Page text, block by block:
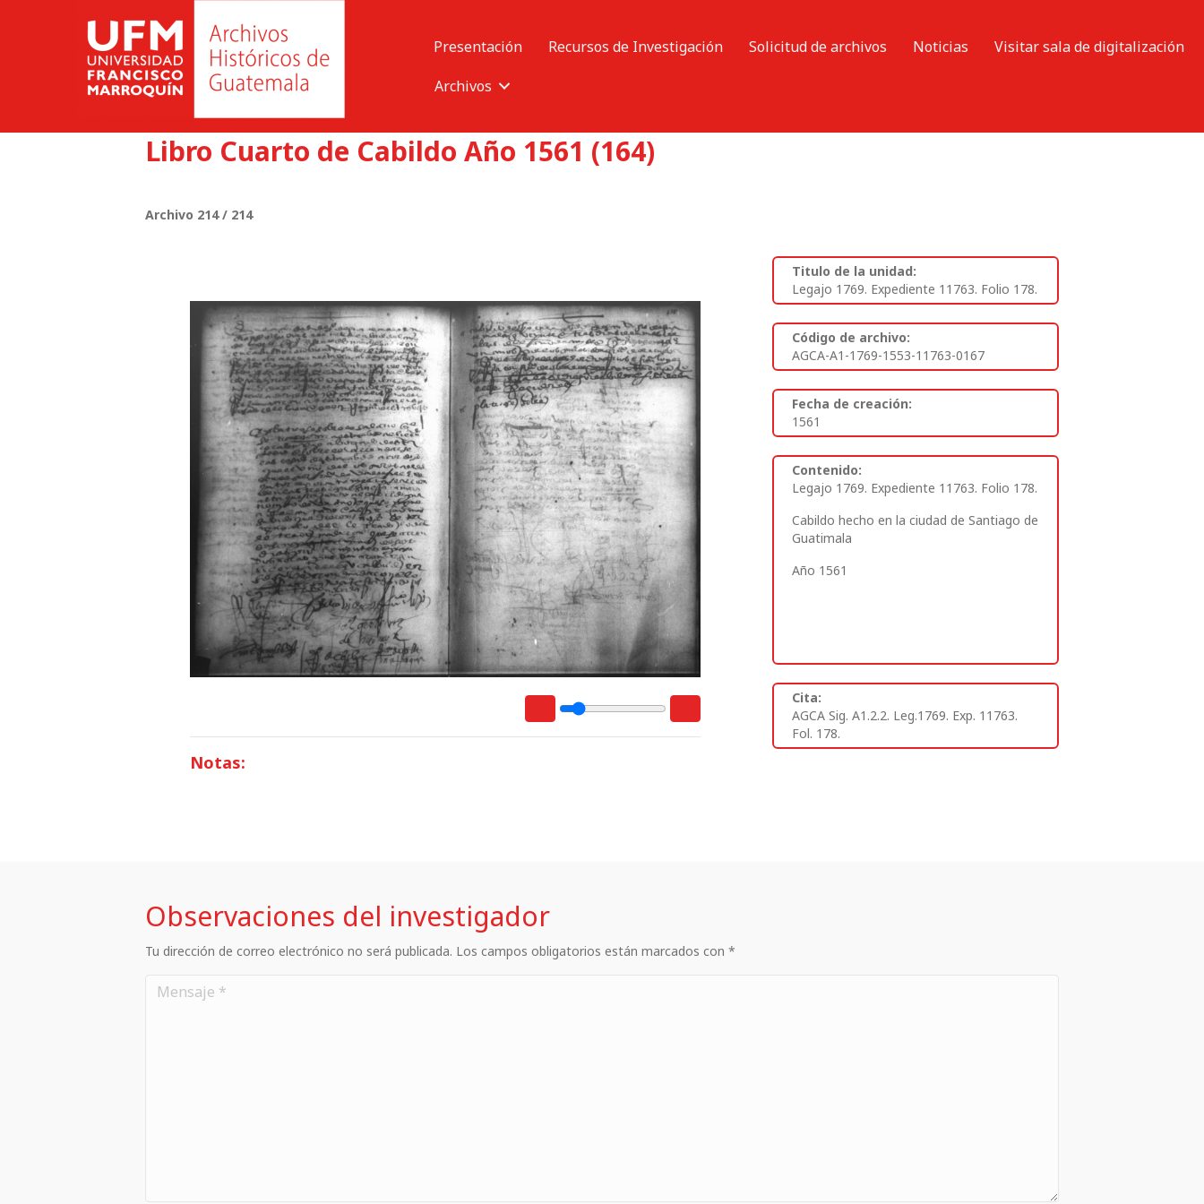
Presentación Recursos de Investigación Solicitud de archivos Noticias
Visitar sala de digitalización
Archivos
Libro Cuarto de Cabildo Año 1561 (164)
Archivo 214 / 214
Notas:
Titulo de la unidad:
Legajo 1769. Expediente 11763. Folio 178.
Código de archivo:
AGCA-A1-1769-1553-11763-0167
Fecha de creación:
1561
Contenido:
Legajo 1769. Expediente 11763. Folio 178.
Cabildo hecho en la ciudad de Santiago de
Guatimala
Año 1561
Cita:
AGCA Sig. A1.2.2. Leg.1769. Exp. 11763.
Fol. 178.
Observaciones del investigador
Tu dirección de correo electrónico no será publicada. Los campos obligatorios están marcados con *